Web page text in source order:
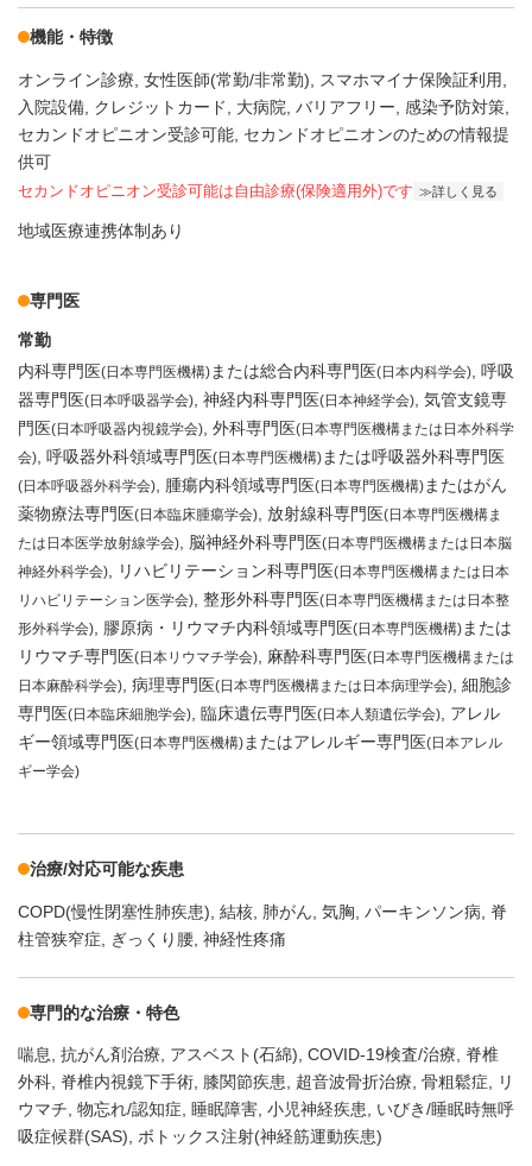
機能・特徴
オンライン診療 女性医師(常勤/非常勤)
スマホマイナ保険証利用
入院設備 クレジットカード 大病院 バリアフリー 感染予防対策
セカンドオピニオン受診可能 セカンドオピニオンのための情報提
供可
セカンドオピニオン受診可能は自由診療(保険適用外)です 詳しく見る
地域医療連携体制あり
専門医
常勤
内科専門医(日本専門医機構)または総合内科専門医(日本内科学会) 呼吸
器専門医(日本呼吸器学会) 神経内科専門医(日本神経学会) 気管支鏡専
門医(日本呼吸器内視鏡学会) 外科専門医(日本専門医機構または日本外科学
会) 呼吸器外科領域専門医(日本専門医機構)または呼吸器外科専門医
(日本呼吸器外科学会) 腫瘍内科領域専門医(日本専門医機構)またはがん
薬物療法専門医(日本臨床腫瘍学会) 放射線科専門医(日本専門医機構ま
たは日本医学放射線学会)
脳神経外科専門医(日本専門医機構または日本脳
神経外科学会)
リハビリテーション科専門医(日本専門医機構または日本
リハビリテーション医学会) 整形外科専門医(日本専門医機構または日本整
形外科学会)
膠原病・リウマチ内科領域専門医(日本専門医機構)または
リウマチ専門医(日本リウマチ学会) 麻酔科専門医(日本専門医機構または
日本麻酔科学会) 病理専門医(日本専門医機構または日本病理学会) 細胞診
専門医(日本臨床細胞学会) 臨床遺伝専門医(日本人類遺伝学会)
アレル
ギー領域専門医(日本専門医機構)またはアレルギー専門医(日本アレル
ギー学会)
治療/対応可能な疾患
COPD(慢性閉塞性肺疾患) 結核 肺がん 気胸 パーキンソン病
脊
柱管狭窄症
ぎっくり腰 神経性疼痛
専門的な治療・特色
喘息 抗がん剤治療 アスベスト(石綿) COVID-19検査/治療
脊椎
外科 脊椎内視鏡下手術 膝関節疾患 超音波骨折治療 骨粗鬆症
リ
ウマチ 物忘れ/認知症 睡眠障害 小児神経疾患
いびき/睡眠時無呼
吸症候群(SAS)
ボトックス注射(神経筋運動疾患)